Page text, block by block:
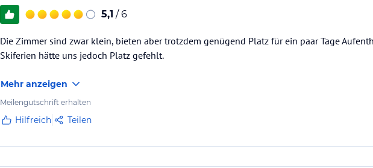
5,1 / 6
Die Zimmer sind zwar klein, bieten aber trotzdem genügend Platz für ein paar Tage
Skiferien hätte uns jedoch Platz gefehlt.
Mehr anzeigen
Meilengutschrift erhalten
Hilfreich Teilen